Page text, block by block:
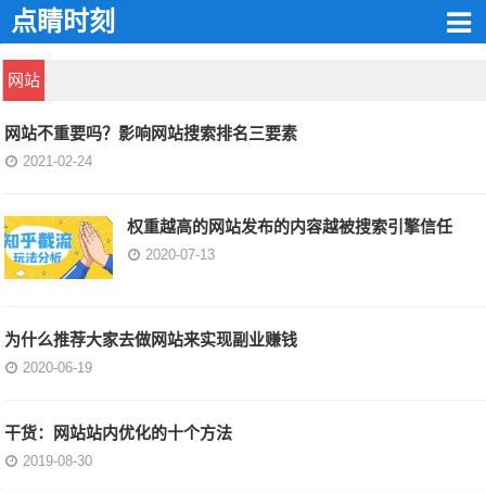
点睛时刻
网站
网站不重要吗？影响网站搜索排名三要素
2021-02-24
权重越高的网站发布的内容越被搜索引擎信任
2020-07-13
为什么推荐大家去做网站来实现副业赚钱
2020-06-19
干货：网站站内优化的十个方法
2019-08-30